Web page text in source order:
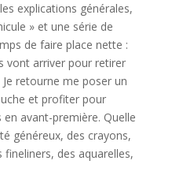
explications générales,
» et une série de
de faire place nette :
vont arriver pour retirer
retourne me poser un
et profiter pour
avant-première. Quelle
généreux, des crayons,
des aquarelles,